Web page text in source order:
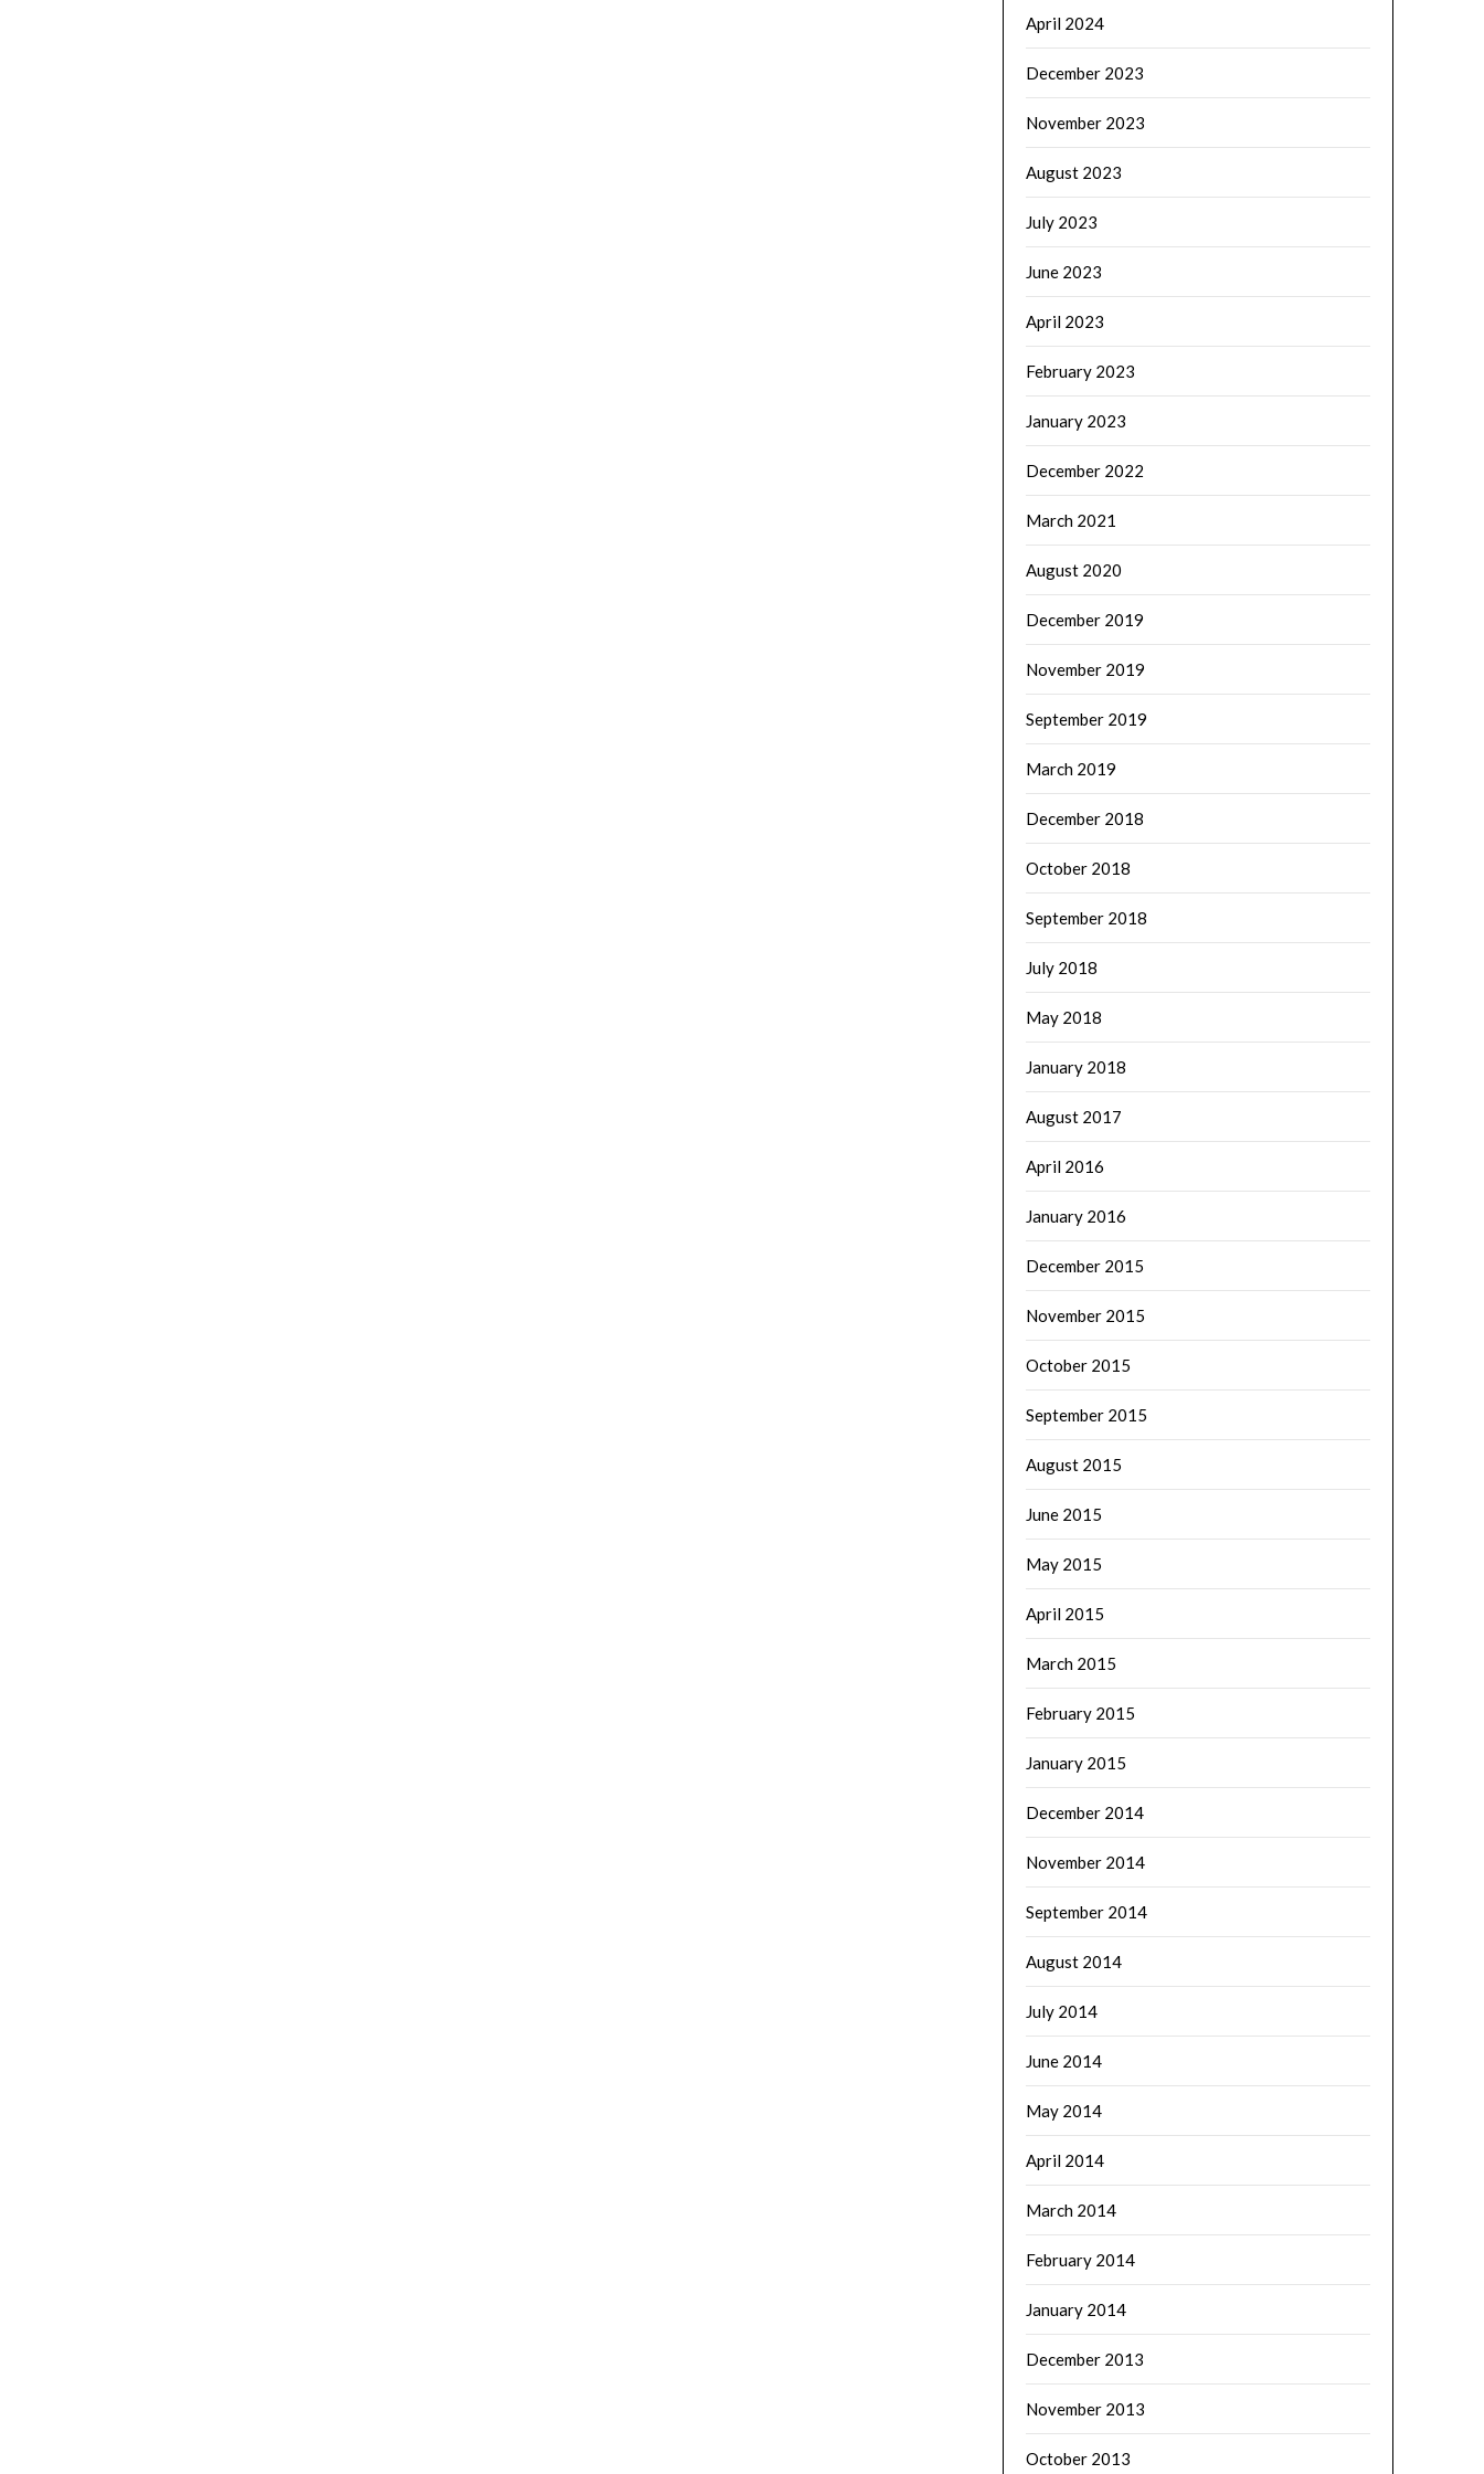
April 2024
December 2023
November 2023
August 2023
July 2023
June 2023
April 2023
February 2023
January 2023
December 2022
March 2021
August 2020
December 2019
November 2019
September 2019
March 2019
December 2018
October 2018
September 2018
July 2018
May 2018
January 2018
August 2017
April 2016
January 2016
December 2015
November 2015
October 2015
September 2015
August 2015
June 2015
May 2015
April 2015
March 2015
February 2015
January 2015
December 2014
November 2014
September 2014
August 2014
July 2014
June 2014
May 2014
April 2014
March 2014
February 2014
January 2014
December 2013
November 2013
October 2013